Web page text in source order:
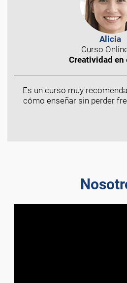
Alicia
Curso
Creatividad en
Es un curso muy
cómo enseñar sin perder